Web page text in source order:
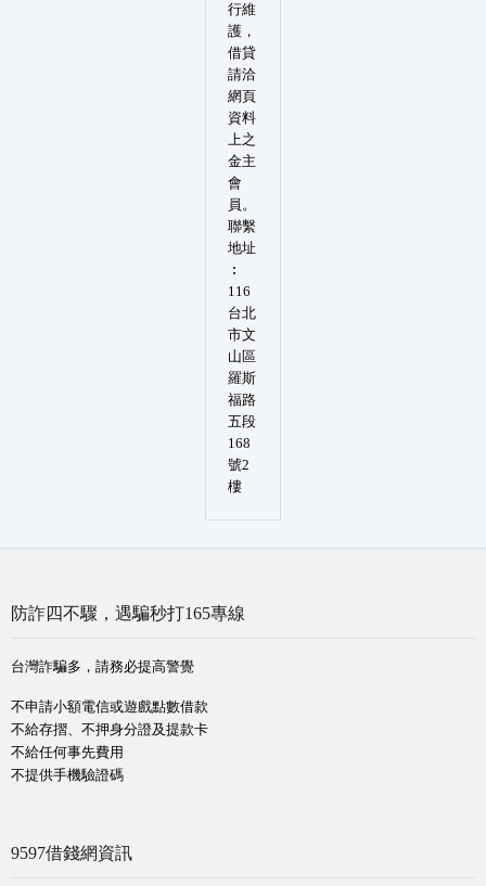
行維
護，
借貸
請洽
網頁
資料
上之
金主
會
員。
聯繫
地址
︰
116
台北
市文
山區
羅斯
福路
五段
168
號2
樓
防詐四不驟，遇騙秒打165專線
台灣詐騙多，請務必提高警覺
不申請小額電信或遊戲點數借款
不給存摺、不押身分證及提款卡
不給任何事先費用
不提供手機驗證碼
9597借錢網資訊